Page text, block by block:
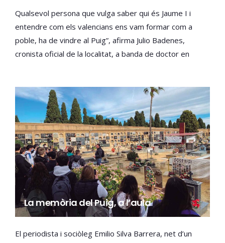
Qualsevol persona que vulga saber qui és Jaume I i
entendre com els valencians ens vam formar com a
poble, ha de vindre al Puig”, afirma Julio Badenes,
cronista oficial de la localitat, a banda de doctor en
La memòria del Puig, a l’aula
El periodista i sociòleg Emilio Silva Barrera, net d’un